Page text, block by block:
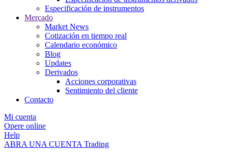
Especificación de instrumentos
Mercado
Market News
Cotización en tiempo real
Calendario económico
Blog
Updates
Derivados
Acciones corporativas
Sentimiento del cliente
Contacto
Mi cuenta
Opere online
Help
ABRA UNA CUENTA Trading